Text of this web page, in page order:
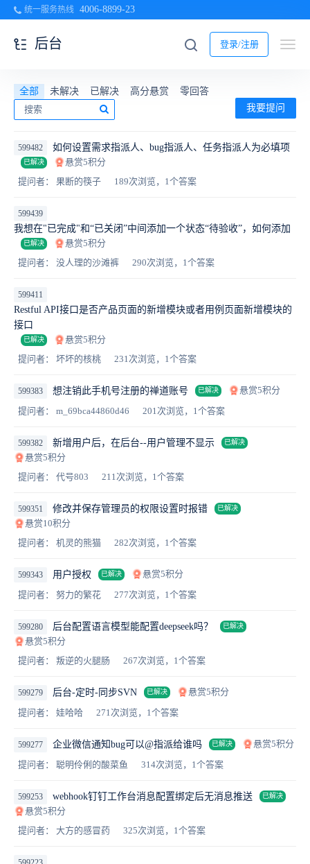
统一服务热线 4006-8899-23
登录/注册
后台
全部 未解决 已解决 高分悬赏
零回答
我要提问
599482 如何设置需求指派人、bug指派人、任务指派人为必填项
已解决
悬赏5积分
提问者： 果断的筷子
189次浏览，1个答案
599439
我想在"已完成"和“已关闭”中间添加一个状态“待验收”，如何添加
已解决
悬赏5积分
提问者： 没人理的沙滩裤
290次浏览，1个答案
599411
Restful API接口是否产品页面的新增模块或者用例页面新增模块的
接口
已解决
悬赏5积分
提问者： 坏坏的核桃
231次浏览，1个答案
599383 想注销此手机号注册的禅道账号 已解决
悬赏5积分
提问者： m_69bca44860d46
201次浏览，1个答案
599382 新增用户后，在后台--用户管理不显示 已解决
悬赏5积分
提问者： 代号803
211次浏览，1个答案
599351 修改并保存管理员的权限设置时报错 已解决
悬赏10积分
提问者： 机灵的熊猫
282次浏览，1个答案
599343 用户授权 已解决
悬赏5积分
提问者： 努力的繁花
277次浏览，1个答案
599280 后台配置语言模型能配置deepseek吗？ 已解决
悬赏5积分
提问者： 叛逆的火腿肠
267次浏览，1个答案
599279 后台-定时-同步SVN 已解决
悬赏5积分
提问者： 娃哈哈
271次浏览，1个答案
599277 企业微信通知bug可以@指派给谁吗 已解决
悬赏5积分
提问者： 聪明伶俐的酸菜鱼
314次浏览，1个答案
599253 webhook钉钉工作台消息配置绑定后无消息推送 已解决
悬赏5积分
提问者： 大方的感冒药
325次浏览，1个答案